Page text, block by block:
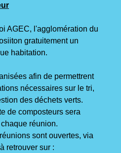
AGEC, l'agglomération du
gratuitement un
habitation.
afin de permettrent
nécessaires sur le tri,
des déchets verts.
de composteurs sera
réunion.
sont ouvertes, via
retrouver sur :